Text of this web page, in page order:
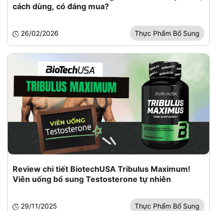
cách dùng, có đáng mua?
26/02/2026 Thực Phẩm Bổ Sung
Review chi tiết BiotechUSA Tribulus Maximum!
Viên uống bổ sung Testosterone tự nhiên
29/11/2025 Thực Phẩm Bổ Sung